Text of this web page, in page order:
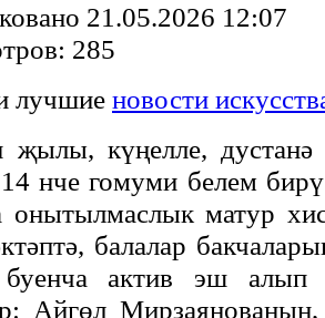
21.05.2026 12:07
285
лучшие новости
җылы, күңелле,
нче гомуми белем бирү
онытылмаслык матур
балалар
буенча актив эш алып
Айгөл